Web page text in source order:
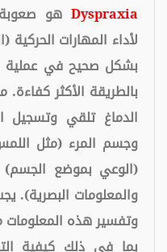
Dyspraxia هو
لأداء المهارات الحركية
بشكل صحيح في عملية
بالطريقة الأكثر
الدماغ تلقي وتسجيل
وجسم المرء (مثل
(الوعي بموضع الجسم)
والمعلومات البصرية).
وتفسير هذه المعلومات
بما في ذلك كيفية